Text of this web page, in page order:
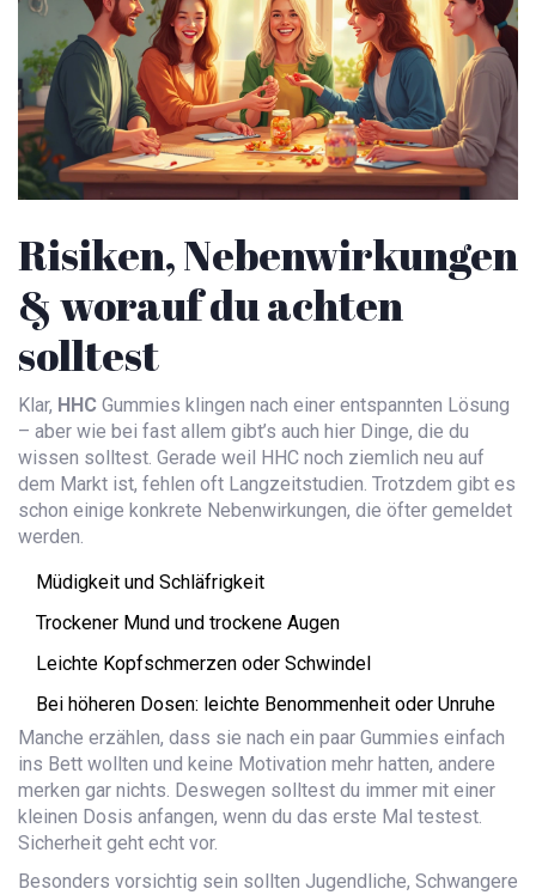
Risiken, Nebenwirkungen
& worauf du achten
solltest
Klar, HHC Gummies klingen nach einer entspannten Lösung
– aber wie bei fast allem gibt’s auch hier Dinge, die du
wissen solltest. Gerade weil HHC noch ziemlich neu auf
dem Markt ist, fehlen oft Langzeitstudien. Trotzdem gibt es
schon einige konkrete Nebenwirkungen, die öfter gemeldet
werden.
Müdigkeit und Schläfrigkeit
Trockener Mund und trockene Augen
Leichte Kopfschmerzen oder Schwindel
Bei höheren Dosen: leichte Benommenheit oder Unruhe
Manche erzählen, dass sie nach ein paar Gummies einfach
ins Bett wollten und keine Motivation mehr hatten, andere
merken gar nichts. Deswegen solltest du immer mit einer
kleinen Dosis anfangen, wenn du das erste Mal testest.
Sicherheit geht echt vor.
Besonders vorsichtig sein sollten Jugendliche, Schwangere